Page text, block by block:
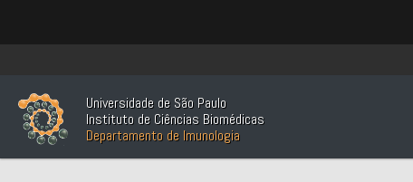
Universidade de São Paulo
Instituto de Ciências Biomédicas
Departamento de Imunologia